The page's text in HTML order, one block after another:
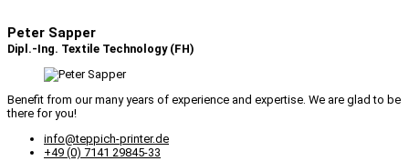
Peter Sapper
Dipl.-Ing. Textile Technology (FH)
Benefit from our many years of experience and expertise. We are glad to be
there for you!
info@teppich-printer.de
+49 (0) 7141 29845-33